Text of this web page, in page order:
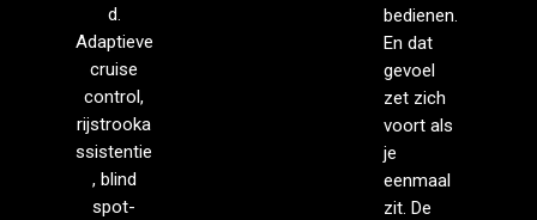
d.
Adaptieve
cruise
control,
rijstrooka
ssistentie
, blind
spot-
bedienen.
En dat
gevoel
zet zich
voort als
je
eenmaal
zit. De